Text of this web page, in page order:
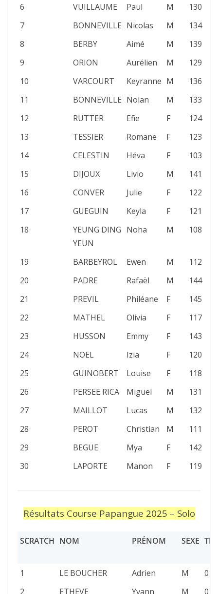
6
VUILLAUME Paul M
130
7
BONNEVILLE Nicolas M
134
8
BERBY Aimé M
139
9
ORION Aurélien M
129
10
VARCOURT Keyranne M
136
11
BONNEVILLE Nolan M
133
12
RUTTER Efie F
124
13
TESSIER Romane F
123
14
CELESTIN Héva F
103
15
DIJOUX Livio M
141
16
CONVER Julie F
122
17
GUEGUIN Keyla F
121
18
YEUNG DING
YEUN
Noha M 108
19 BARBEYROL Ewen M
112
20
PADRE Rafaël M
144
21
PREVIL Philéane F
145
22
MATHEL Olivia F
117
23
HUSSON Emmy F
143
24
NOEL Izia F
120
25
GUINOBERT Louise F
118
26
PERSEE RICA Miguel M
131
27
MAILLOT Lucas M
132
28
PEROT Christian M
111
29
BEGUE Mya F
142
30
LAPORTE Manon F 119
Résultats Course Papangue 2025 – Solo
SCRATCH NOM PRÉNOM SEXE
1 LE BOUCHER Adrien M
2
ETHEVE Yvann M